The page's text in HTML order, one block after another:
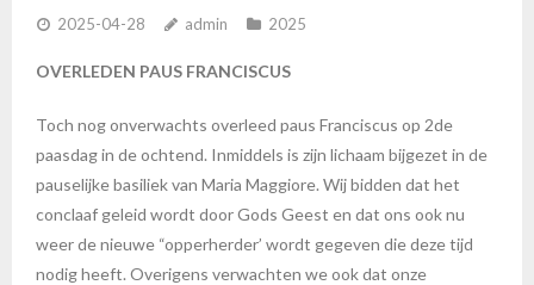
2025-04-28 admin 2025
OVERLEDEN PAUS FRANCISCUS
Toch nog onverwachts overleed paus Franciscus op 2de
paasdag in de ochtend. Inmiddels is zijn lichaam bijgezet in de
pauselijke basiliek van Maria Maggiore. Wij bidden dat het
conclaaf geleid wordt door Gods Geest en dat ons ook nu
weer de nieuwe “opperherder’ wordt gegeven die deze tijd
nodig heeft. Overigens verwachten we ook dat onze